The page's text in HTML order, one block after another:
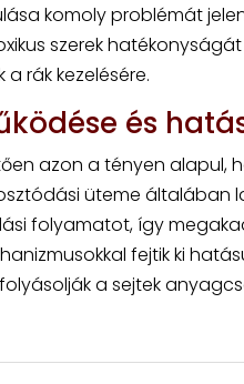
komoly problémát
szerek
rák kezelésére.
és
azon a tényen
üteme általában
folyamatot, így
fejtik ki
a sejtek